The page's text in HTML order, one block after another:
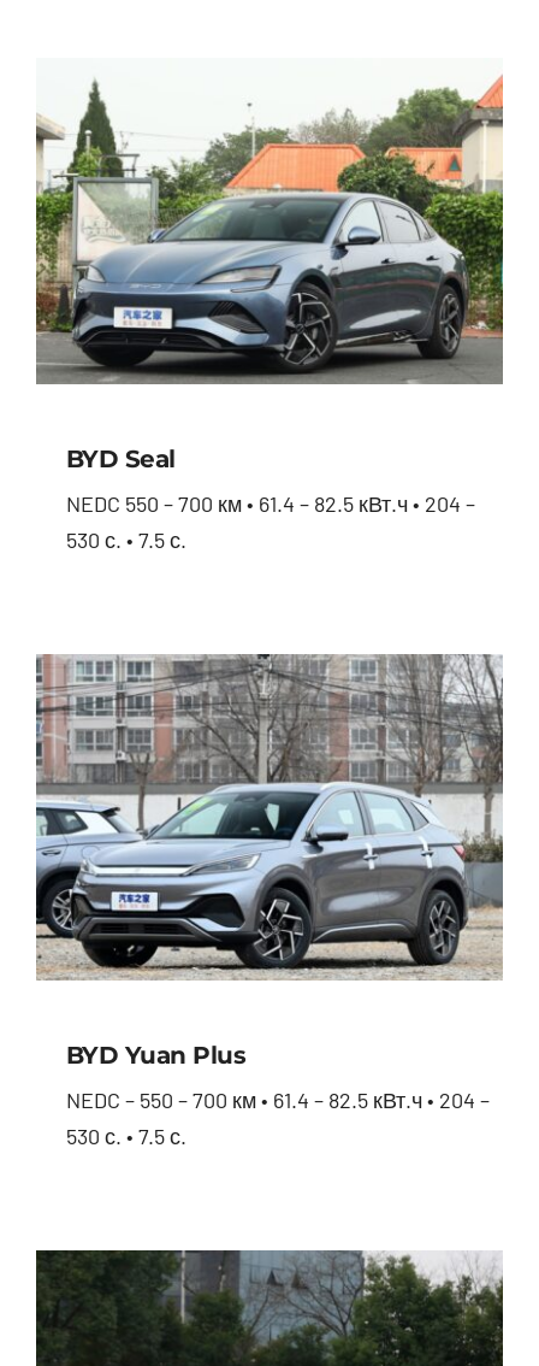
BYD Seal
NEDC 550 – 700 км • 61.4 – 82.5 кВт.ч • 204 –
530 с. • 7.5 с.
BYD Yuan Plus
NEDC – 550 – 700 км • 61.4 – 82.5 кВт.ч • 204 –
530 с. • 7.5 с.